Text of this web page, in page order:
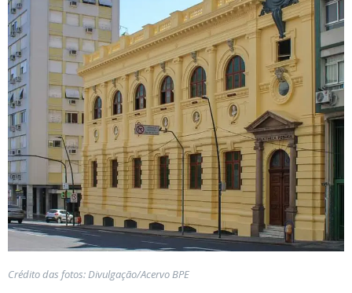
Crédito das fotos: Divulgação/Acervo BPE